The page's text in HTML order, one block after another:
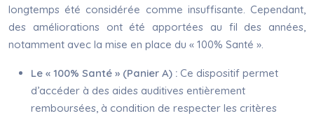
longtemps été considérée comme insuffisante. Cependant,
des améliorations ont été apportées au fil des années,
notamment avec la mise en place du « 100% Santé ».
Le « 100% Santé » (Panier A) : Ce dispositif permet
d’accéder à des aides auditives entièrement
remboursées, à condition de respecter les critères